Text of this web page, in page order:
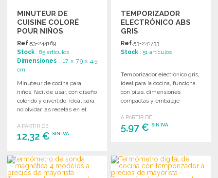
MINUTEUR DE
CUISINE COLORÉ
POUR NIÑOS
Ref.53-244169
Stock : 85 artículos
Dimensiones : 17 x 7.9 x 4.5
cm
Minuteur de cocina para
niños, fácil de usar, con diseño
colorido y divertido. Ideal para
no olvidar las recetas en el
A PARTIR DE
12,32 € SIN IVA
PEDIR
Solicitar un presupuesto
TEMPORIZADOR
ELECTRÓNICO ABS
GRIS
Ref.53-241733
Stock : 51 artículos
Temporizador electrónico gris,
ideal para la cocina, funciona
con pilas, dimensiones
compactas y embalaje
presentación práctica.
A PARTIR DE
5,97 €SIN IVA
Solicitar un presupuesto